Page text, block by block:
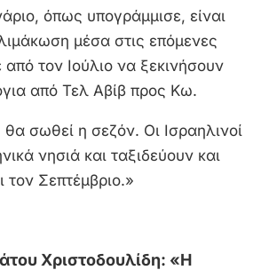
όπως υπογράμμισε, είναι
μέσα στις επόμενες
τον Ιούλιο να ξεκινήσουν
από Τελ Αβίβ προς Κω.
σωθεί η σεζόν. Οι Ισραηλινοί
νησιά και ταξιδεύουν και
τον Σεπτέμβριο.»
Χριστοδουλίδη: «Η